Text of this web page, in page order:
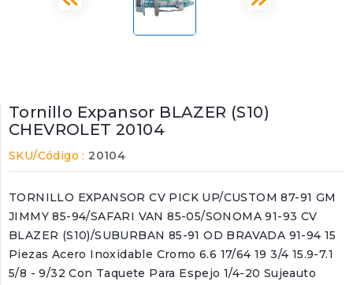
Tornillo Expansor BLAZER (S10)
CHEVROLET 20104
SKU/Código : 20104
TORNILLO EXPANSOR CV PICK UP/CUSTOM 87-91 GM
JIMMY 85-94/SAFARI VAN 85-05/SONOMA 91-93 CV
BLAZER (S10)/SUBURBAN 85-91 OD BRAVADA 91-94 15
Piezas Acero Inoxidable Cromo 6.6 17/64 19 3/4 15.9-7.1
5/8 - 9/32 Con Taquete Para Espejo 1/4-20 Sujeauto